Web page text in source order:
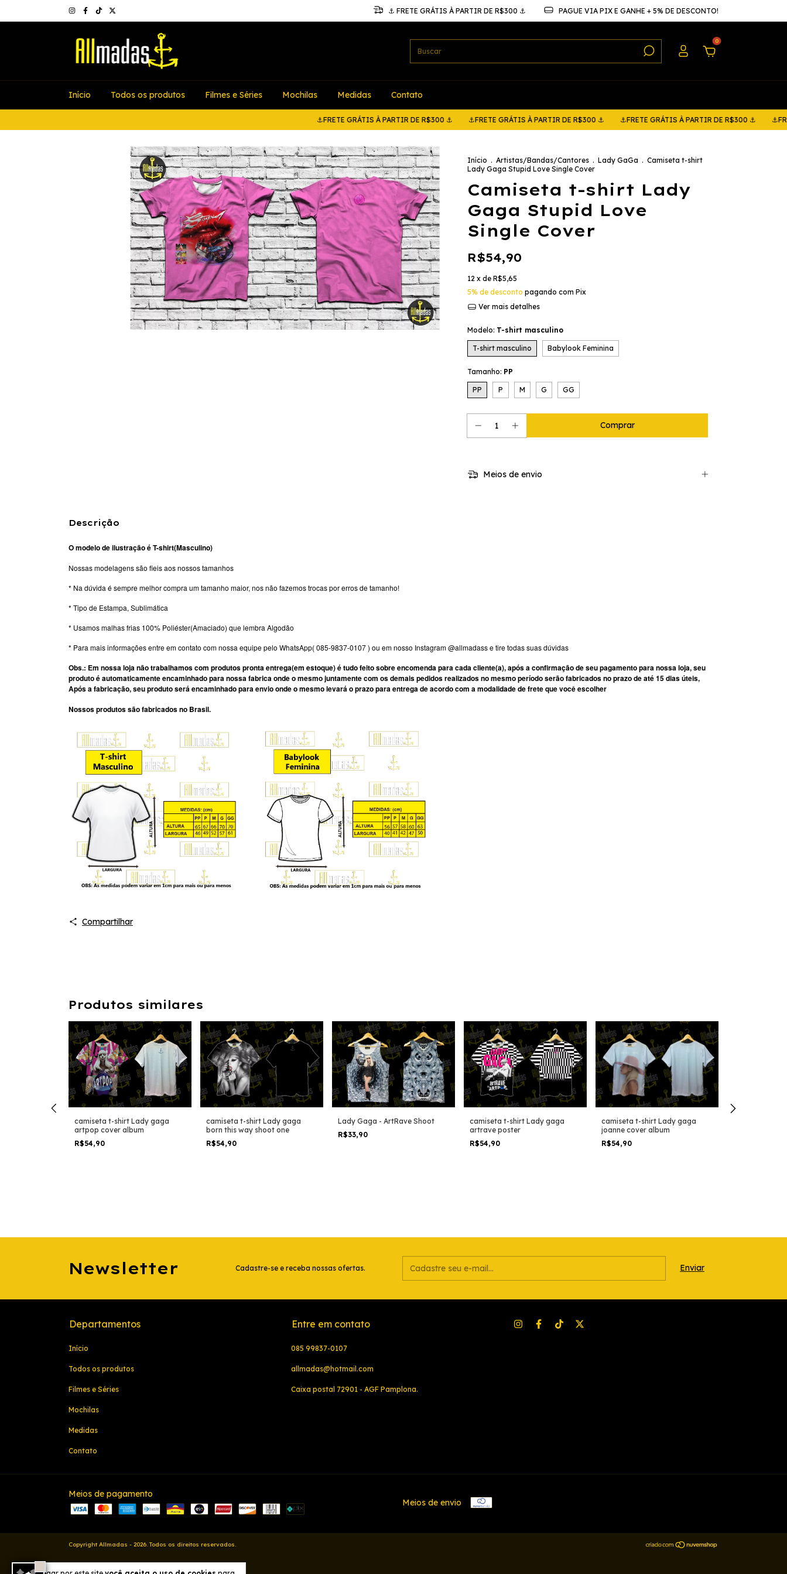
⚓ FRETE GRÁTIS À PARTIR DE R$300 ⚓ PAGUE VIA PIX E GANHE + 5% DE DESCONTO!
0
Início Todos os produtos Filmes e Séries Mochilas Medidas Contato
⚓FRETE GRÁTIS À PARTIR DE R$300 ⚓ ⚓FRETE GRÁTIS À PARTIR DE R$300 ⚓ ⚓FRETE GRÁTIS À PARTIR DE R$300 ⚓ ⚓FRETE
Início . Artistas/Bandas/Cantores . Lady GaGa . Camiseta t-shirt
Lady Gaga Stupid Love Single Cover
Camiseta t-shirt Lady
Gaga Stupid Love
Single Cover
R$54,90
12 x de R$5,65
5% de desconto pagando com Pix
Ver mais detalhes
Modelo: T-shirt masculino
T-shirt masculino Babylook Feminina
Tamanho: PP
PP P M G GG
Meios de envio
Descrição
O modelo de ilustração é T-shirt(Masculino)
Nossas modelagens são fieis aos nossos tamanhos
* Na dúvida é sempre melhor compra um tamanho maior, nos não fazemos trocas por erros de tamanho!
* Tipo de Estampa, Sublimática
* Usamos malhas frias 100% Poliéster(Amaciado) que lembra Algodão
* Para mais informações entre em contato com nossa equipe pelo WhatsApp( 085-9837-0107 ) ou em nosso Instagram @allmadass e tire todas suas dúvidas
Obs.: Em nossa loja não trabalhamos com produtos pronta entrega(em estoque) é tudo feito sobre encomenda para cada cliente(a), após a confirmação de seu pagamento para nossa loja, seu
produto é automaticamente encaminhado para nossa fabrica onde o mesmo juntamente com os demais pedidos realizados no mesmo período serão fabricados no prazo de até 15 dias úteis,
Após a fabricação, seu produto será encaminhado para envio onde o mesmo levará o prazo para entrega de acordo com a modalidade de frete que você escolher
Nossos produtos são fabricados no Brasil.
Compartilhar
Produtos similares
camiseta t-shirt Lady gaga
artpop cover album
R$54,90
camiseta t-shirt Lady gaga
born this way shoot one
R$54,90
Lady Gaga - ArtRave Shoot
R$33,90
camiseta t-shirt Lady gaga
artrave poster
R$54,90
camiseta t-shirt Lady gaga
joanne cover album
R$54,90
Newsletter Cadastre-se e receba nossas ofertas.
Departamentos
Início
Todos os produtos
Filmes e Séries
Mochilas
Medidas
Contato
Entre em contato
085 99837-0107
allmadas@hotmail.com
Caixa postal 72901 - AGF Pamplona.
Meios de pagamento
Meios de envio
Copyright Allmadas - 2026. Todos os direitos reservados.